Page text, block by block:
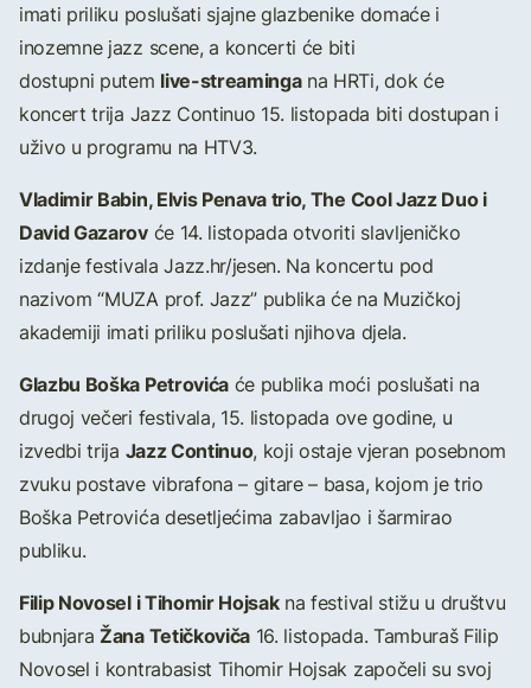
imati priliku poslušati sjajne glazbenike domaće i
inozemne jazz scene, a koncerti će biti
dostupni putem live-streamingana HRTi, dok će
koncert trija Jazz Continuo 15. listopada biti dostupan i
uživo u programu na HTV3.
Vladimir Babin, Elvis Penava trio, The Cool Jazz Duo i
David Gazarovće 14. listopada otvoriti slavljeničko
izdanje festivala Jazz.hr/jesen. Na koncertu pod
nazivom “MUZA prof. Jazz” publika će na Muzičkoj
akademiji imati priliku poslušati njihova djela.
Glazbu Boška Petrovićaće publika moći poslušati na
drugoj večeri festivala, 15. listopada ove godine, u
izvedbi trija Jazz Continuo, koji ostaje vjeran posebnom
zvuku postave vibrafona – gitare – basa, kojom je trio
Boška Petrovića desetljećima zabavljao i šarmirao
publiku.
Filip Novosel i Tihomir Hojsakna festival stižu u društvu
bubnjaraŽana Tetičkoviča 16. listopada. Tamburaš Filip
Novosel i kontrabasist Tihomir Hojsak započeli su svoj